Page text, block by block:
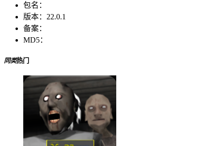
包名：
版本： 22.0.1
备案：
MD5：
同类热门